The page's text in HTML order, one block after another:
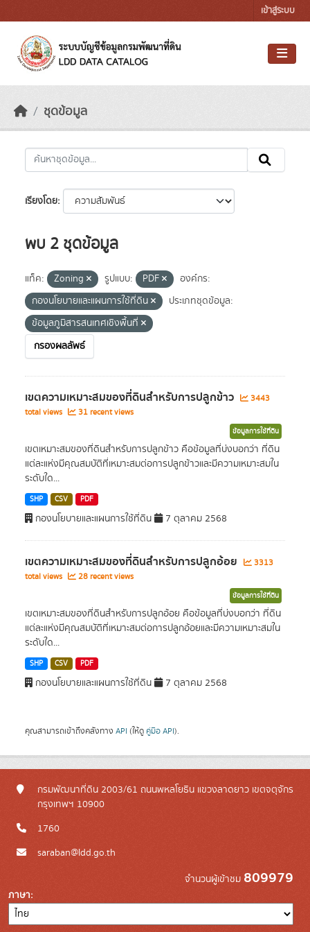
เข้าสู่ระบบ
ชุดข้อมูล
เรียงโดย
พบ 2 ชุดข้อมูล
แท็ค: Zoning รูปแบบ: PDF
องค์กร:
กองนโยบายและแผนการใช้ที่ดิน
ประเภทชุดข้อมูล:
ข้อมูลภูมิสารสนเทศเชิงพื้นที่
กรองผลลัพธ์
เขตความเหมาะสมของที่ดินสำหรับการปลูกข้าว
3443
total views
31 recent views
ข้อมูลการใช้ที่ดิน
เขตเหมาะสมของที่ดินสำหรับการปลูกข้าว คือข้อมูลที่บ่งบอกว่า ที่ดิน
แต่ละแห่งมีคุณสมบัติที่เหมาะสมต่อการปลูกข้าวและมีความเหมาะสมใน
ระดับใด...
SHP CSV PDF
กองนโยบายและแผนการใช้ที่ดิน 7 ตุลาคม 2568
เขตความเหมาะสมของที่ดินสำหรับการปลูกอ้อย
3313
total views
28 recent views
ข้อมูลการใช้ที่ดิน
เขตเหมาะสมของที่ดินสำหรับการปลูกอ้อย คือข้อมูลที่บ่งบอกว่า ที่ดิน
แต่ละแห่งมีคุณสมบัติที่เหมาะสมต่อการปลูกอ้อยและมีความเหมาะสมใน
ระดับใด...
SHP CSV PDF
กองนโยบายและแผนการใช้ที่ดิน 7 ตุลาคม 2568
คุณสามารถเข้าถึงคลังทาง API (ให้ดู คู่มือ API).
กรมพัฒนาที่ดิน 2003/61 ถนนพหลโยธิน แขวงลาดยาว เขตจตุจักร
กรุงเทพฯ 10900
1760
saraban@ldd.go.th
จำนวนผู้เข้าชม 809979
ภาษา